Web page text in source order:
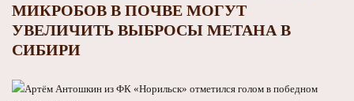
МИКРОБОВ В ПОЧВЕ МОГУТ
УВЕЛИЧИТЬ ВЫБРОСЫ МЕТАНА В
СИБИРИ